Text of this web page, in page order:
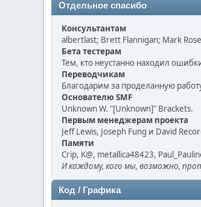
Отдельное спасибо
Консультантам
albertlast; Brett Flannigan; Mark
Бета тестерам
Тем, кто неустанно находил
Переводчикам
Благодарим за проделанную
Основателю SMF
Unknown W. "[Unknown]" Brackets.
Первым менеджерам проекта
Jeff Lewis, Joseph Fung и David
Памяти
Crip, K@, metallica48423,
И каждому, кого мы, возможно,
Код / Графика